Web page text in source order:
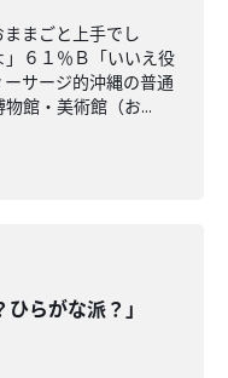
まごと上手でし
６１％Ｂ「いいえ役
サージ的沖縄の普通
館・美術館（お...
ひらがな派？」